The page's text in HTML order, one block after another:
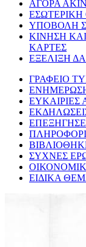
ΑΓΟΡΑ
ΕΣΩΤΕΡΙΚΗ
ΥΠΟΒΟΛΗ
ΚΙΝΗΣΗ
ΚΑΡΤΕΣ
ΕΞΕΛΙΞΗ
ΓΡΑΦΕΙΟ
ΣΥΧΝΕΣ
ΕΙΔΙΚΑ